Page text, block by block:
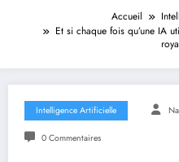
Accueil
Et si chaque fois qu’une IA
Intelligence Artificielle
0 Commentaires